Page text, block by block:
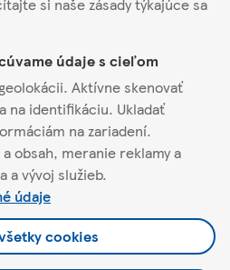
údaje s cieľom
Aktívne skenovať
na identifikáciu. Ukladať
na zariadení.
obsah, meranie reklamy a
a vývoj služieb.
údaje
cookies